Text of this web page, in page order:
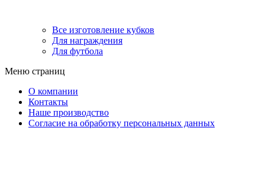
Все изготовление кубков
Для награждения
Для футбола
Меню страниц
О компании
Контакты
Наше производство
Согласие на обработку персональных данных